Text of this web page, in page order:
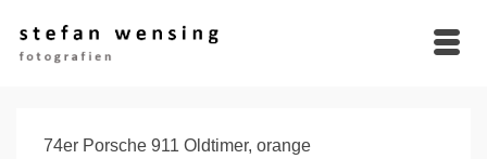
74er Porsche 911 Oldtimer, orange